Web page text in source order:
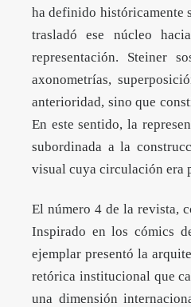
ha definido históricamente
trasladó ese núcleo
representación. Steiner
axonometrías,
anterioridad, sino que
En este sentido, la
subordinada a la
visual cuya circulación era
El número 4 de la revista,
Inspirado en los cómics
ejemplar presentó la
retórica institucional que
una dimensión